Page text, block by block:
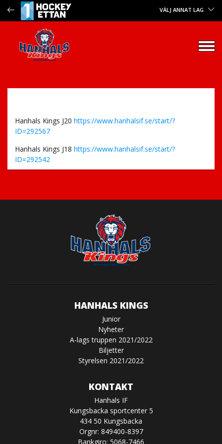
VÄLJ ANNAT LAG
Hanhals Kings J20 https://www.hanhalsif.se/start/?
ID=292567
Hanhals Kings J18 https://www.hanhalsif.se/start/?
ID=292542
HANHALS KINGS
Junior
Nyheter
A-lags truppen 2021/2022
Biljetter
Styrelsen 2021/2022
KONTAKT
Hanhals IF
Kungsbacka sportcenter 5
434 50 Kungsbacka
Orgnr: 849400-8397
Bankgiro: 5068-7466